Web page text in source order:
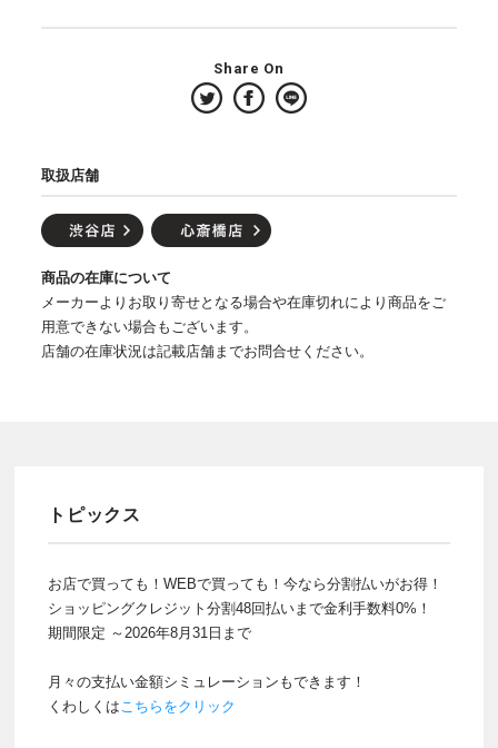
Share On
取扱店舗
商品の在庫について
メーカーよりお取り寄せとなる場合や在庫切れにより商品をご
用意できない場合もございます。
店舗の在庫状況は記載店舗までお問合せください。
トピックス
お店で買っても！WEBで買っても！今なら分割払いがお得！
ショッピングクレジット分割48回払いまで金利手数料0%！
期間限定 ～2026年8月31日まで
月々の支払い金額シミュレーションもできます！
くわしくはこちらをクリック